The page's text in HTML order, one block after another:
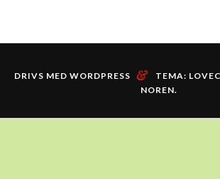
DRIVS MED WORDPRESS & TEMA:
NOREN.